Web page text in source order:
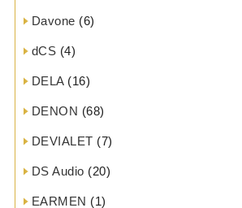
Davone (6)
dCS (4)
DELA(16)
DENON (68)
DEVIALET (7)
DS Audio (20)
EARMEN (1)